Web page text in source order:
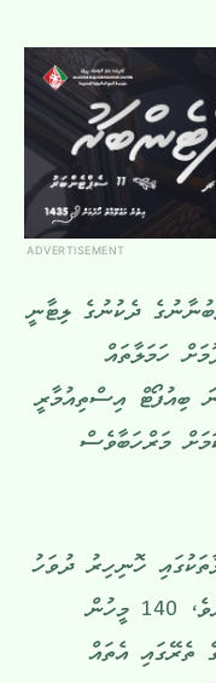
ADVERTISEMENT
ދެކުނުގެ ލިޓާނީ
ހަމަލާތައް
ބިއުފޯޓް އިސްތިއުމާރީ
މަރްހަބާވެސް
ހޮނިހިރު ދުވަހު
އެކަނިވެސް ލުބުނާނުން 41 މީހުން މަރުވެ، 140 މީހުން
ތެރޭގައި އެތައް